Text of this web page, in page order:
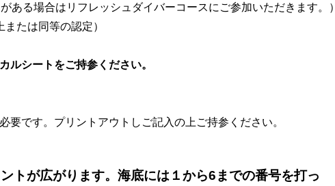
ある場合は リフレッシュダイバーコースにご参加いただきます。）
たは同等の認定）
ルシートをご持参ください。
要です。 プリントアウトしご記入の上ご持参ください。
トが広がります。 海底には１から6までの番号を打っ